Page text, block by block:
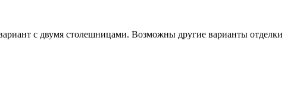
с двумя столешницами. Возможны другие варианты отделки